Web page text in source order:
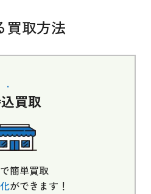
買取方法
買取
簡単買取
ができます！